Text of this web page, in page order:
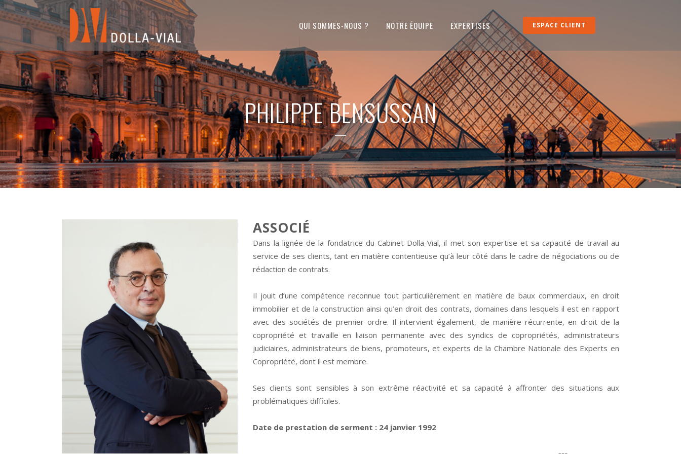
ESPACE CLIENT
QUI SOMMES-NOUS ? NOTRE ÉQUIPE EXPERTISES
PHILIPPE BENSUSSAN
ASSOCIÉ
Dans la lignée de la fondatrice du Cabinet Dolla-Vial, il met son expertise et sa capacité de travail au
service de ses clients, tant en matière contentieuse qu’à leur côté dans le cadre de négociations ou de
rédaction de contrats.
Il jouit d’une compétence reconnue tout particulièrement en matière de baux commerciaux, en droit
immobilier et de la construction ainsi qu’en droit des contrats, domaines dans lesquels il est en rapport
avec des sociétés de premier ordre. Il intervient également, de manière récurrente, en droit de la
copropriété et travaille en liaison permanente avec des syndics de copropriétés, administrateurs
judiciaires, administrateurs de biens, promoteurs, et experts de la Chambre Nationale des Experts en
Copropriété, dont il est membre.
Ses clients sont sensibles à son extrême réactivité et sa capacité à affronter des situations aux
problématiques difficiles.
Date de prestation de serment : 24 janvier 1992